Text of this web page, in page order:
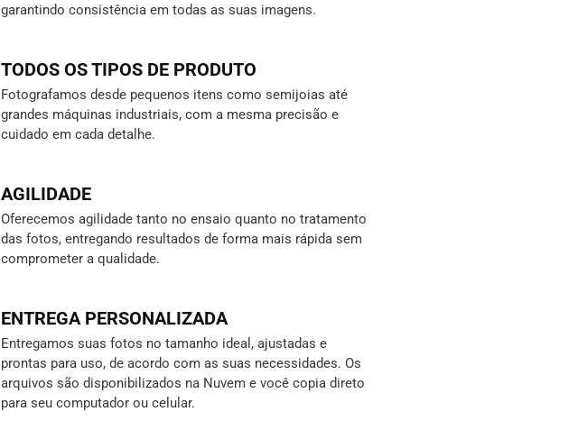
garantindo consistência em todas as suas imagens.
TODOS OS TIPOS DE PRODUTO
Fotografamos desde pequenos itens como semijoias até
grandes máquinas industriais, com a mesma precisão e
cuidado em cada detalhe.
AGILIDADE
Oferecemos agilidade tanto no ensaio quanto no tratamento
das fotos, entregando resultados de forma mais rápida sem
comprometer a qualidade.
ENTREGA PERSONALIZADA
Entregamos suas fotos no tamanho ideal, ajustadas e
prontas para uso, de acordo com as suas necessidades. Os
arquivos são disponibilizados na Nuvem e você copia direto
para seu computador ou celular.